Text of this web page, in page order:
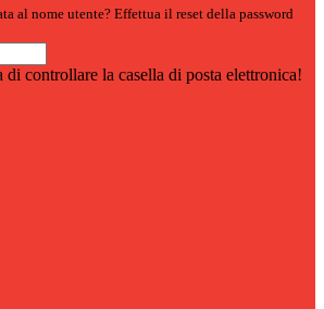
al nome utente? Effettua il reset della password
controllare la casella di posta elettronica!